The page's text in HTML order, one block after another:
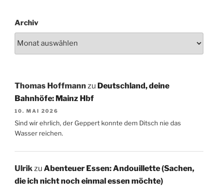
Archiv
Thomas Hoffmann zu Deutschland, deine
Bahnhöfe: Mainz Hbf
10. MAI 2026
Sind wir ehrlich, der Geppert konnte dem Ditsch nie das
Wasser reichen.
Ulrikzu Abenteuer Essen: Andouillette (Sachen,
die ich nicht noch einmal essen möchte)